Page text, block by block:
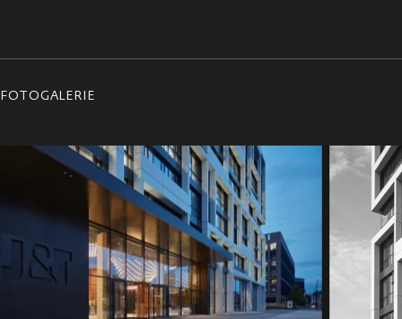
FOTOGALERIE